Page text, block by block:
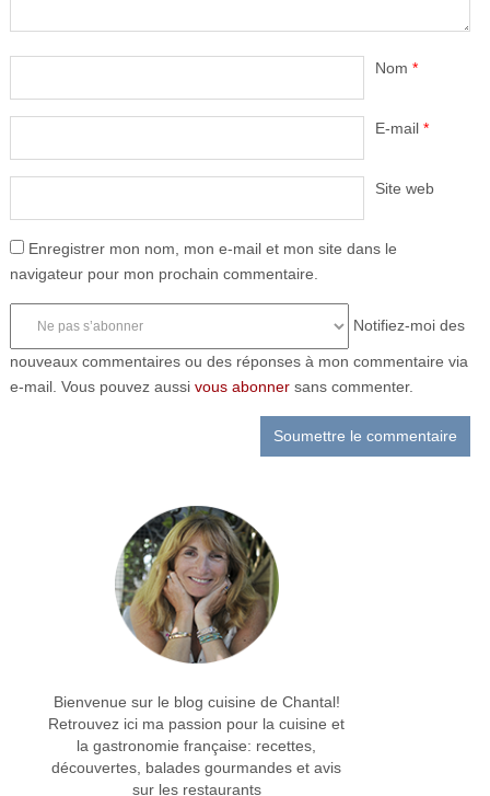
Nom *
E-mail *
Site web
Enregistrer mon nom, mon e-mail et mon site dans le
navigateur pour mon prochain commentaire.
Notifiez-moi des
nouveaux commentaires ou des réponses à mon commentaire via
e-mail. Vous pouvez aussi vous abonnersans commenter.
Bienvenue sur le blog cuisine de Chantal!
Retrouvez ici ma passion pour la cuisine et
la gastronomie française: recettes,
découvertes, balades gourmandes et avis
sur les restaurants